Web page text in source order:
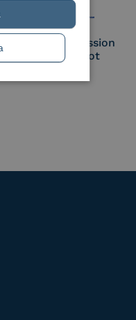
European Commission
Large Scale Pilot